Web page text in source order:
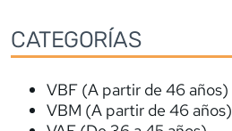
CATEGORÍAS
VBF (A partir de 46 años)
VBM (A partir de 46 años)